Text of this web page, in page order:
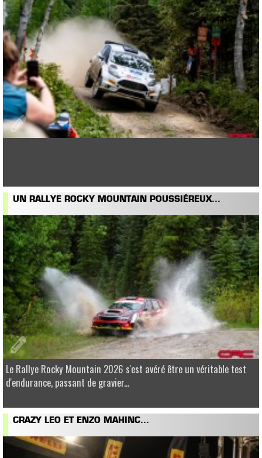
UN RALLYE ROCKY MOUNTAIN POUSSIÉREUX...
Le Rallye Rocky Mountain 2026 s'est avéré être un véritable test
d'endurance, passant de gravier...
CRAZY LEO ET ENZO MAHINC...